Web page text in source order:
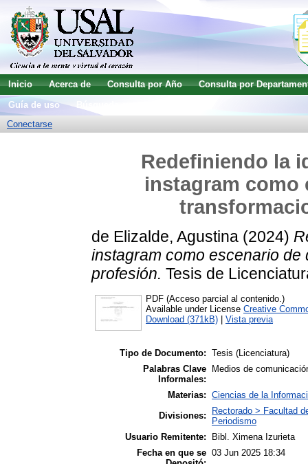
Inicio Acerca de Consulta por Año
Consulta por
Guía de uso
Conectarse
Redefiniendo la
instagram como
de Elizalde, Agustina (2024)
instagram como escenario
profesión. Tesis de
PDF (Acceso parcial al contenido.)
Available under License Creative
Download (371kB)
Vista previa
Tipo de Documento: Tesis (Licenciatura)
Palabras Clave
Informales:
Medios de
Materias: Ciencias de la
Divisiones:
Rectorado > Facultad
Periodismo
Usuario Remitente:
Bibl. Ximena Izurieta
Fecha en que se 03 Jun 2025 18:34